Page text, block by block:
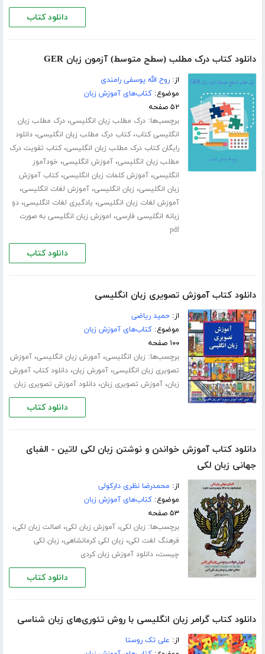
دانلود کتاب
دانلود کتاب درک مطلب (سطح متوسط) آزمون زبان GER
از:روح الله یوسفی رامندی
موضوع:کتاب‌های آموزش زبان
۵۲ صفحه
برچسب‌ها:درک مطلب زبان انگلیسی،درک مطلب زبان
انگلیسی کتاب،کتاب درک مطلب زبان انگلیسی،دانلود
رایگان کتاب درک مطلب زبان انگلیسی،کتاب تقویت درک
مطلب زبان انگلیسی،آموزش انگلیسی، خودآموز
انگلیسی،آموزش کلمات زبان انگلیسی،کتاب آموزش
زبان انگلیسی، زبان انگلیسی،آموزش لغات انگلیسی،
آموزش لغات زبان انگلیسی، یادگیری لغات انگلیسی،دو
زبانه انگلیسی فارسی، اموزش زبان انگلیسی به صورت
pdf
دانلود کتاب
دانلود کتاب آموزش تصویری زبان انگلیسی
از:حمید ریاضی
موضوع:کتاب‌های آموزش زبان
۱۰۰ صفحه
برچسب‌ها: زبان انگلیسی،آمورش زبان انگلیسی،آموزش
تصویری زبان انگلیسی،آمورش زبان،دانلود کتاب آمورش
زبان،آموزش تصویری زبان،دانلود آموزش تصویری زبان
دانلود کتاب
دانلود کتاب آموزش خواندن و نوشتن زبان لکی لاتین - الفبای
جهانی زبان لکی
از: محمدرضا نظری دارکولی
موضوع:کتاب‌های آموزش زبان
۵۳ صفحه
برچسب‌ها: زبان لکی،آموزش زبان لکی، اصالت زبان لکی،
فرهنگ لغت لکی، زبان لکی کرمانشاهی، زبان لکی
چیست،دانلود آموزش زبان کردی
دانلود کتاب
دانلود کتاب گرامر زبان انگلیسی با روش تئوری‌های زبان شناسی
از: علی تک روستا